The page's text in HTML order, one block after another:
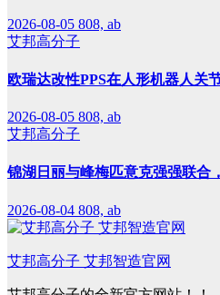
2026-08-05 808, ab
艾邦高分子
欧瑞达改性PPS在人形机器人关
2026-08-05 808, ab
艾邦高分子
锦湖日丽与峰梅匹意克强强联合
2026-08-04 808, ab
艾邦高分子 艾邦智造官网